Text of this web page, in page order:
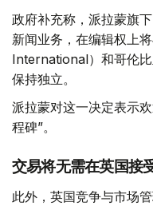
政府补充称，派拉蒙旗
新闻业务，在编辑权上
International）和哥伦比
保持独立。
派拉蒙对这一决定表示
程碑”。
交易将无需在英国接
此外，英国竞争与市场